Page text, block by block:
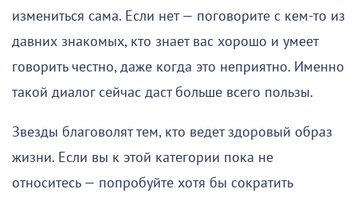
измениться сама. Если нет — поговорите с кем-то из
давних знакомых, кто знает вас хорошо и умеет
говорить честно, даже когда это неприятно. Именно
такой диалог сейчас даст больше всего пользы.
Звезды благоволят тем, кто ведет здоровый образ
жизни. Если вы к этой категории пока не
относитесь — попробуйте хотя бы сократить